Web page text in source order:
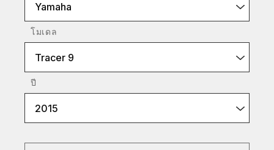
Yamaha
โมเดล
Tracer 9
ปี
2015